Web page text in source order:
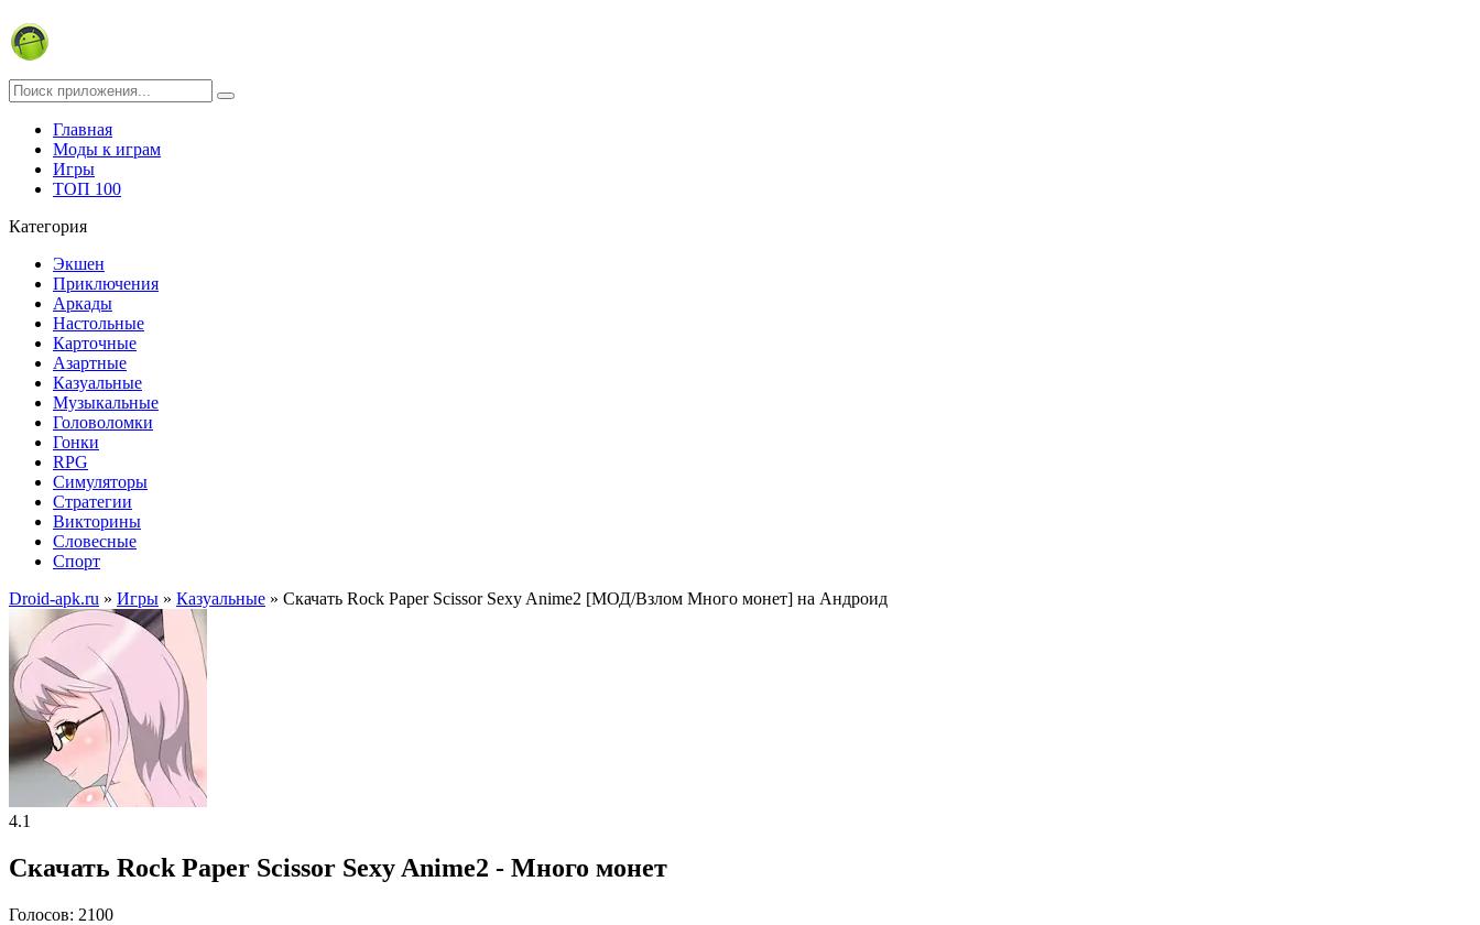
Главная
Моды к играм
Игры
ТОП 100
Категория
Экшен
Приключения
Аркады
Настольные
Карточные
Азартные
Казуальные
Музыкальные
Головоломки
Гонки
RPG
Симуляторы
Стратегии
Викторины
Словесные
Спорт
Droid-apk.ru » Игры » Казуальные » Скачать Rock Paper Scissor Sexy Anime2 [МОД/Взлом Много монет] на Андроид
4.1
Скачать Rock Paper Scissor Sexy Anime2 - Много монет
Голосов: 2100